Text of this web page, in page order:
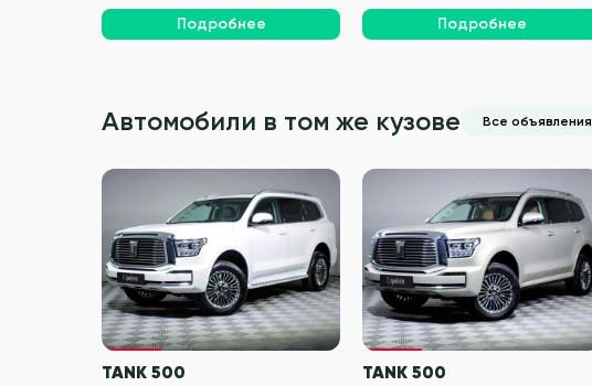
Подробнее
Подробнее
Автомобили в том же кузове Все объявления
VIN проверен
TANK 500
VIN проверен
TANK 500